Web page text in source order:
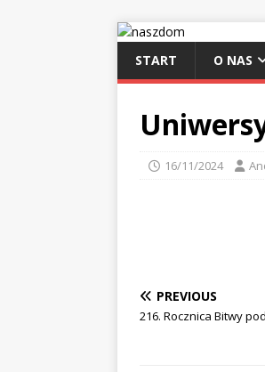
START O NAS
16/11/2024
PREVIOUS
216. Rocznica Bitwy